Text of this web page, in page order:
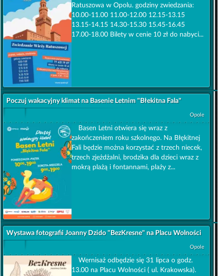
Ratuszowa w Opolu. godziny zwiedzania:
10.00-11.00 11.00-12.00 12.15-13.15
13.15-14.15 14.30-15.30 15.45-16.45
17.00-18.00 Bilety w cenie 10 zł do nabyci...
Poczuj wakacyjny klimat na Basenie Letnim "Błekitna Fala"
Opole
Basen Letni otwiera się wraz z
zakończeniem roku szkolnego. Na Błękitnej
Fali będzie można korzystać z trzech niecek,
trzech zjeżdżalni, brodzika dla dzieci wraz z
mokrą plażą i fontannami, plaży z...
Wystawa fotografii Joanny Dzido "BezKresne" na Placu Wolności
Opole
Wernisaż odbędzie się 31 lipca o godz.
13.00 na Placu Wolności ( ul. Krakowska).